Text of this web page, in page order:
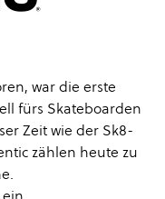
war die erste
fürs Skateboarden
Zeit wie der Sk8-
zählen heute zu